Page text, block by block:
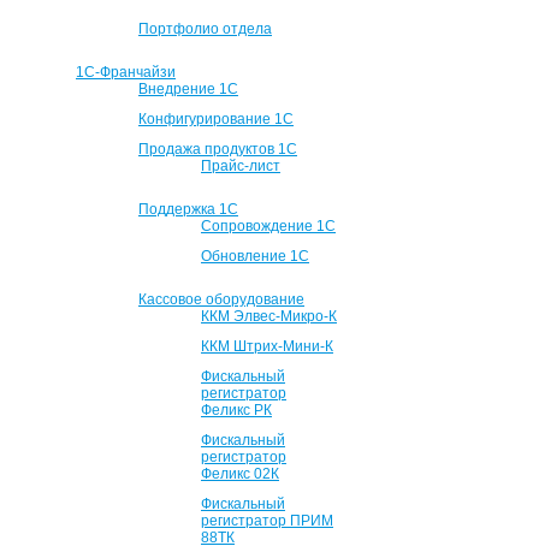
Портфолио отдела
1С-Франчайзи
Внедрение 1С
Конфигурирование 1С
Продажа продуктов 1С
Прайс-лист
Поддержка 1С
Сопровождение 1С
Обновление 1С
Кассовое оборудование
ККМ Элвес-Микро-К
ККМ Штрих-Мини-К
Фискальный
регистратор
Феликс РК
Фискальный
регистратор
Феликс 02К
Фискальный
регистратор ПРИМ
88ТК